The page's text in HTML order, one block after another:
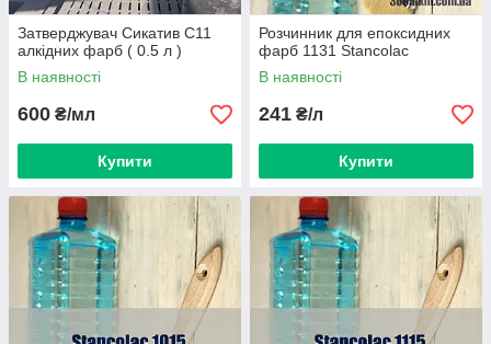
Затверджувач Сикатив С11
алкідних фарб ( 0.5 л )
В наявності
600 ₴/мл
Купити
Розчинник для епоксидних
фарб 1131 Stancolac
В наявності
241 ₴/л
Купити